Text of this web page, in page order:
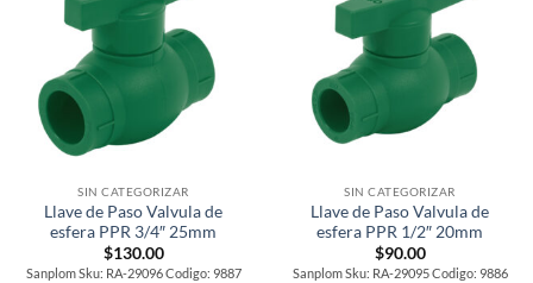
SIN CATEGORIZAR
Llave de Paso Valvula de
esfera PPR 3/4″ 25mm
$130.00
Sanplom Sku: RA-29096 Codigo: 9887
SIN CATEGORIZAR
Llave de Paso Valvula de
esfera PPR 1/2″ 20mm
$90.00
Sanplom Sku: RA-29095 Codigo: 9886